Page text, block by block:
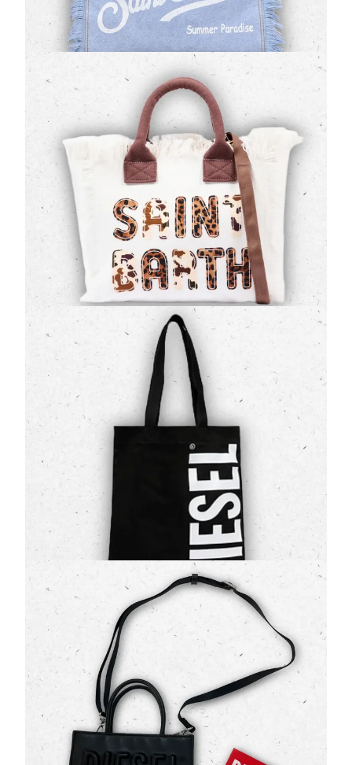
149,00 €
Borsa Mare Bambina MC2 Saint Barth Colette
Bianca in Canvas con Logo Animalier
(0 Valutazioni)
MC2 Saint Barth
Borse
Accendi l'estate con laborsa Colette di MC2 Saint
Barth, un concentrato di stile e freschezza pensato
per le più piccole. Il corpo i…
149,00 €
Borsa Tote Diesel Junior in Canvas con Maxi
Logo Verticale
(0 Valutazioni)
Diesel
Borse
Unisci praticità e stile iconico con laborsa in canvas
. Questa shopping bag è progettata per
accompagnare i ragazzi in…
52,00 €
Borsa Diesel Nera a Tracolla con Maxi Logo in
Rilievo
(0 Valutazioni)
Diesel
Borse
Eleva lo stile dei più giovani con l'accessorio must-
have di stagione: laborsa Dieseltotal black.
Caratterizzata dal
maxi logo …